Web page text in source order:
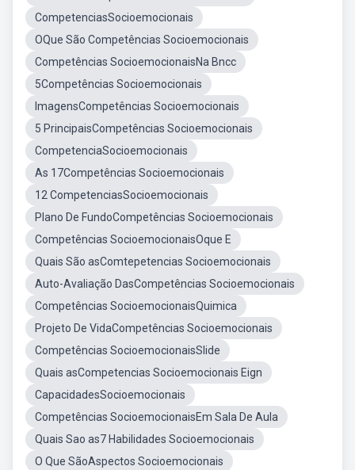
CompetenciasSocioemocionais
OQue São Competências Socioemocionais
Competências SocioemocionaisNa Bncc
5Competências Socioemocionais
ImagensCompetências Socioemocionais
5 PrincipaisCompetências Socioemocionais
CompetenciaSocioemocionais
As 17Competências Socioemocionais
12 CompetenciasSocioemocionais
Plano De FundoCompetências Socioemocionais
Competências SocioemocionaisOque E
Quais São asComtepetencias Socioemocionais
Auto-Avaliação DasCompetências Socioemocionais
Competências SocioemocionaisQuimica
Projeto De VidaCompetências Socioemocionais
Competências SocioemocionaisSlide
Quais asCompetencias Socioemocionais Eign
CapacidadesSocioemocionais
Competências SocioemocionaisEm Sala De Aula
Quais Sao as7 Habilidades Socioemocionais
O Que SãoAspectos Socioemocionais